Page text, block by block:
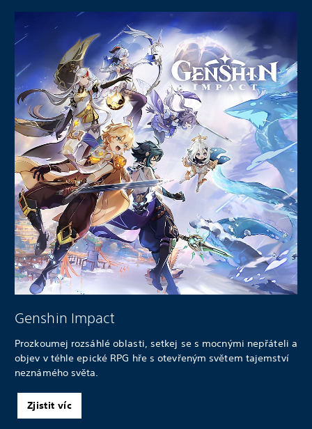
Genshin Impact
Prozkoumej rozsáhlé oblasti, setkej se s mocnými nepřáteli a
objev v téhle epické RPG hře s otevřeným světem tajemství
neznámého světa.
Zjistit víc